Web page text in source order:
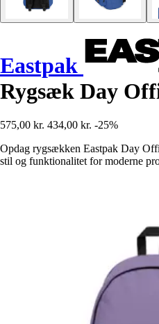
Eastpak
Rygsæk Day
575,00 kr. 434,00 kr. -25%
Opdag rygsækken Eastpak Day
stil og funktionalitet for moderne